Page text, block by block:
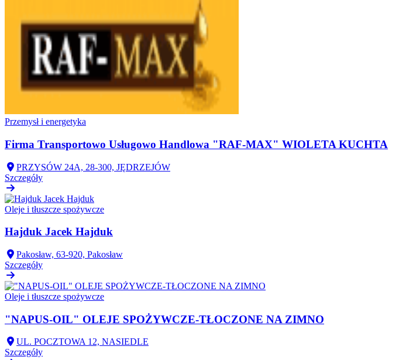
Przemysł i energetyka
Firma Transportowo Usługowo Handlowa "RAF-MAX" WIOLETA KUCHTA
PRZYSÓW 24A, 28-300, JĘDRZEJÓW
Szczegóły
Oleje i tłuszcze spożywcze
Hajduk Jacek Hajduk
Pakosław, 63-920, Pakosław
Szczegóły
Oleje i tłuszcze spożywcze
"NAPUS-OIL" OLEJE SPOŻYWCZE-TŁOCZONE NA ZIMNO
UL. POCZTOWA 12, NASIEDLE
Szczegóły